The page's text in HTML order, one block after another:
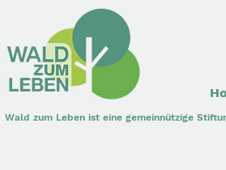
Wald zum Leben ist eine gemeinnützige